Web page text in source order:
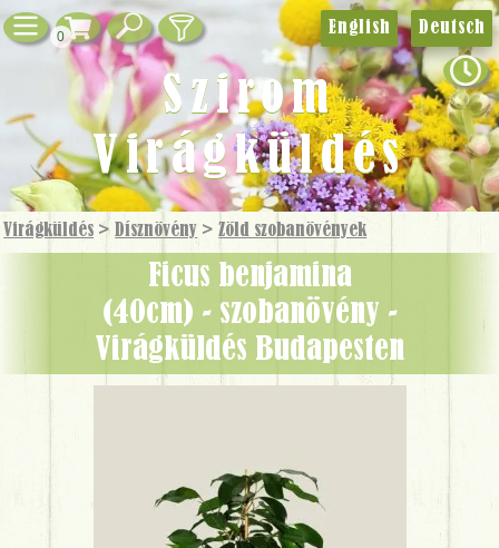
0
Virágküldés > Dísznövény >Zöld szobanövények
Ficus benjamina
(40cm) - szobanövény -
Virágküldés Budapesten
English Deutsch
Szirom
Virágküldés